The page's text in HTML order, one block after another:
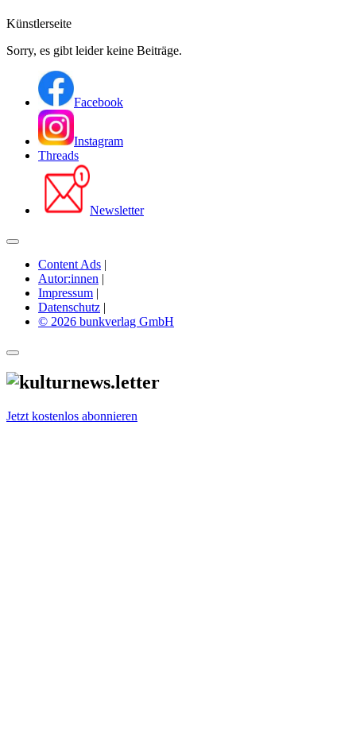
Künstlerseite
Sorry, es gibt leider keine Beiträge.
Facebook
Instagram
Threads
Newsletter
Content Ads |
Autor:innen |
Impressum |
Datenschutz |
© 2026 bunkverlag GmbH
Jetzt kostenlos abonnieren